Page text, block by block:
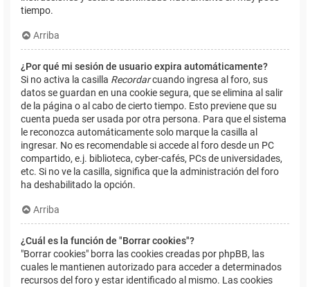
tiempo.
Arriba
¿Por qué mi sesión de usuario expira automáticamente?
Si no activa la casilla Recordarcuando ingresa al foro, sus
datos se guardan en una cookie segura, que se elimina al salir
de la página o al cabo de cierto tiempo. Esto previene que su
cuenta pueda ser usada por otra persona. Para que el sistema
le reconozca automáticamente solo marque la casilla al
ingresar. No es recomendable si accede al foro desde un PC
compartido, e.j. biblioteca, cyber-cafés, PCs de universidades,
etc. Si no ve la casilla, significa que la administración del foro
ha deshabilitado la opción.
Arriba
¿Cuál es la función de "Borrar cookies"?
"Borrar cookies" borra las cookies creadas por phpBB, las
cuales le mantienen autorizado para acceder a determinados
recursos del foro y estar identificado al mismo. Las cookies